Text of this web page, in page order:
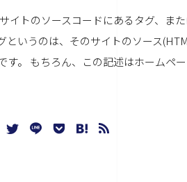
サイトのソースコードにあるタグ、
というのは、そのサイトのソース
す。 もちろん、この記述はホームペ